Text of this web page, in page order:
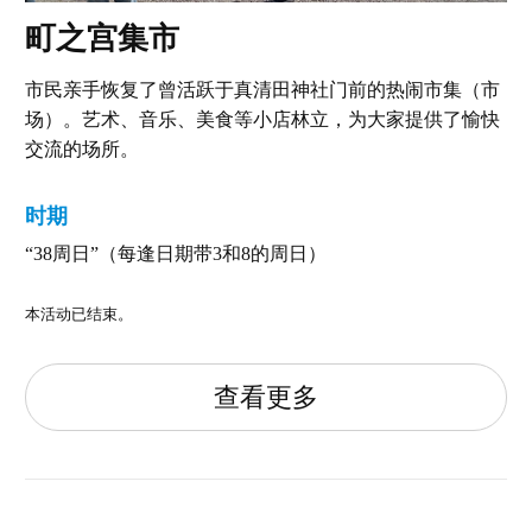
町之宫集市
市民亲手恢复了曾活跃于真清田神社门前的热闹市集（市
场）。艺术、音乐、美食等小店林立，为大家提供了愉快
交流的场所。
时期
“38周日”（每逢日期带3和8的周日）
本活动已结束。
查看更多